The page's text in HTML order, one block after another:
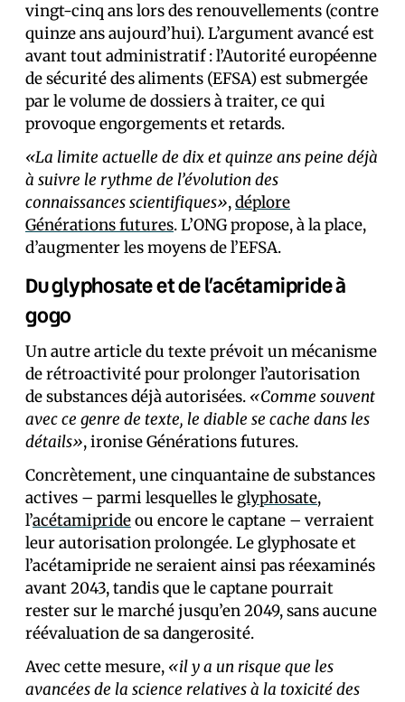
vingt-cinq ans lors des renouvellements (contre
quinze ans aujourd’hui). L’argument avancé est
avant tout administratif : l’Autorité européenne
de sécurité des aliments (EFSA) est submergée
par le volume de dossiers à traiter, ce qui
provoque engorgements et retards.
«La limite actuelle de dix et quinze ans peine déjà
à suivre le rythme de l’évolution des
connaissances scientifiques»,déplore
Générations futures. L’ONG propose, à la place,
d’augmenter les moyens de l’EFSA.
Du glyphosate et de l’acétamipride à
gogo
Un autre article du texte prévoit un mécanisme
de rétroactivité pour prolonger l’autorisation
de substances déjà autorisées. «Comme souvent
avec ce genre de texte, le diable se cache dans les
détails», ironise Générations futures.
Concrètement, une cinquantaine de substances
actives – parmi lesquelles le glyphosate,
l’acétamiprideou encore le captane – verraient
leur autorisation prolongée. Le glyphosate et
l’acétamipride ne seraient ainsi pas réexaminés
avant 2043, tandis que le captane pourrait
rester sur le marché jusqu’en 2049, sans aucune
réévaluation de sa dangerosité.
Avec cette mesure, «il y a un risque que les
avancées de la science relatives à la toxicité des